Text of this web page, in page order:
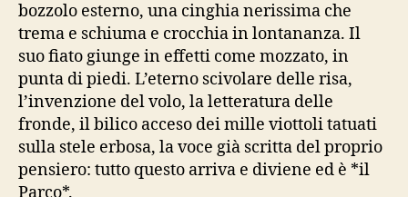
bozzolo esterno, una cinghia nerissima che
trema e schiuma e crocchia in lontananza. Il
suo fiato giunge in effetti come mozzato, in
punta di piedi. L’eterno scivolare delle risa,
l’invenzione del volo, la letteratura delle
fronde, il bilico acceso dei mille viottoli tatuati
sulla stele erbosa, la voce già scritta del proprio
pensiero: tutto questo arriva e diviene ed è *il